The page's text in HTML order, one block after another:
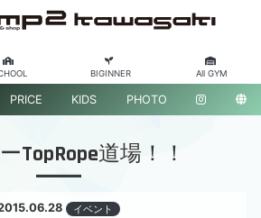
BIGINNER All GYM
PRICE KIDS PHOTO
TopRope道場！！
イベント